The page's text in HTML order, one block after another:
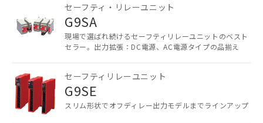
セーフティ・リレーユニット
G9SA
現場で選ばれ続けるセーフティリレーユニットのベスト
セラー。出力拡張：DC電源、AC電源タイプの品揃え
セーフティリレーユニット
G9SE
スリム形状でオフディレー出力モデルまでラインアップ
記
号
説明
(税抜)を提供させていただくもので
す。
当社制御機器事業取扱商品の中には、
本サービスの対象外となる商品もある
ことをご了承ください。
在庫状況および標準価格照会結果は、
記載している更新日時点での社内デー
タに基づき作成されるものであり、閲
覧された時点での実際の在庫および標